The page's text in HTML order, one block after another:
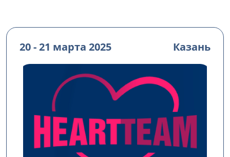
20 - 21 марта 2025 Казань